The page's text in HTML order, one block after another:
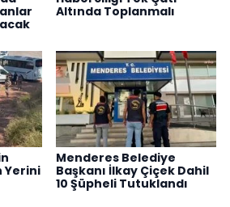
Altında Toplanmalı
Yerini
Menderes Belediye
Başkanı İlkay Çiçek Dahil
10 Şüpheli Tutuklandı